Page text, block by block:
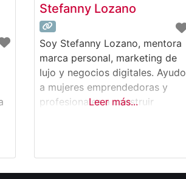
Stefanny Lozano
Soy Stefanny Lozano, mentora
marca personal, marketing de
lujo y negocios digitales. Ayudo
a mujeres emprendedoras y
profesionales a construir
precio. ¿QUÉ HAGO? Mi trabajo
combina estrategias de
Leer más...